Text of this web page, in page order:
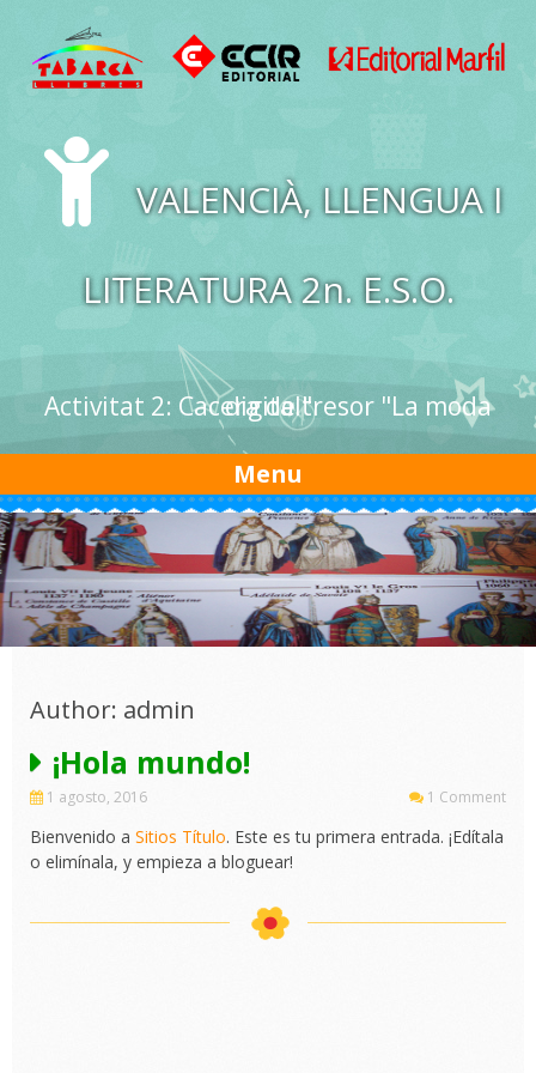
VALENCIÀ, LLENGUA I
LITERATURA 2n. E.S.O.
Activitat 2: Cacera de tresor "La moda digital"
Menu
Author: admin
¡Hola mundo!
1 agosto, 2016 1 Comment
Bienvenido a Sitios Título. Este es tu primera entrada. ¡Edítala
o elimínala, y empieza a bloguear!